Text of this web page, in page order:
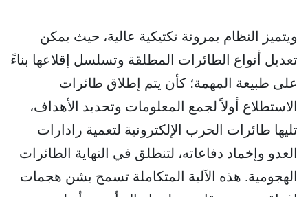
ويتميز النظام بمرونة تكتيكية عالية، حيث يمكن
تعديل أنواع الطائرات المطلقة وتسلسل إقلاعها بناءً
على طبيعة المهمة؛ كأن يتم إطلاق طائرات
الاستطلاع أولاً لجمع المعلومات وتحديد الأهداف،
تليها طائرات الحرب الإلكترونية لتعمية رادارات
العدو وإخماد دفاعاته، لتنطلق في النهاية الطائرات
الهجومية. هذه الآلية المتكاملة تسمح بشن هجمات